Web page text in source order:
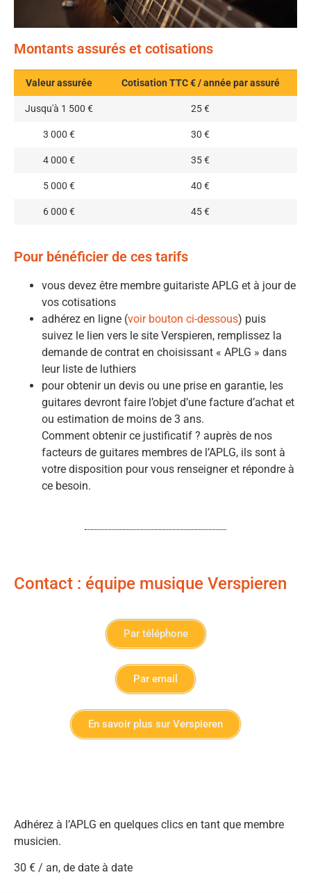
Montants assurés et cotisations
Valeur assurée Cotisation TTC € / année par assuré
Jusqu'à 1 500 € 25 €
3 000 € 30 €
4 000 € 35 €
5 000 € 40 €
6 000 € 45 €
Pour bénéficier de ces tarifs
vous devez être membre guitariste APLG et à jour de
vos cotisations
adhérez en ligne (voir bouton ci-dessous) puis
suivez le lien vers le site Verspieren, remplissez la
demande de contrat en choisissant « APLG » dans
leur liste de luthiers
pour obtenir un devis ou une prise en garantie, les
guitares devront faire l’objet d’une facture d’achat et
ou estimation de moins de 3 ans.
Comment obtenir ce justificatif ? auprès de nos
facteurs de guitares membres de l’APLG, ils sont à
votre disposition pour vous renseigner et répondre à
ce besoin.
Contact : équipe musique Verspieren
Par téléphone
Par email
En savoir plus sur Verspieren
Adhérez à l’APLG en quelques clics en tant que membre
musicien.
30 € / an, de date à date